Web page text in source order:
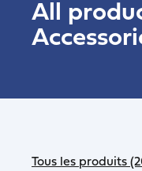
All
Tous les produits